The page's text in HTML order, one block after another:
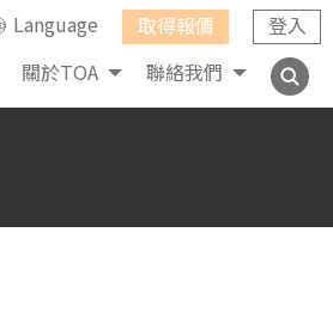
Language 取得報價
登入
關於TOA 聯絡我們